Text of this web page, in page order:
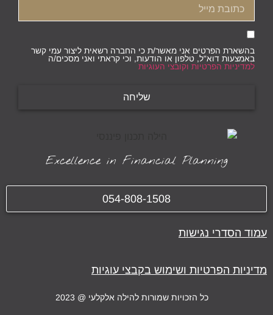
בהשארת הפרטים אני מאשר/ת כי החברה רשאית ליצור עמי קשר
באמצעות דוא"ל, טלפון או הודעות, וכי קראתי ואני מסכים/ה
למדיניות הפרטיות וקובצי העוגיות
שליחה
Excellence in Financial Planning
054-808-1508
עמוד הסדרי נגישות
מדיניות הפרטיות ושימוש בקבצי עוגיות
כל הזכויות שמורות להילה אלקלעי @ 2023